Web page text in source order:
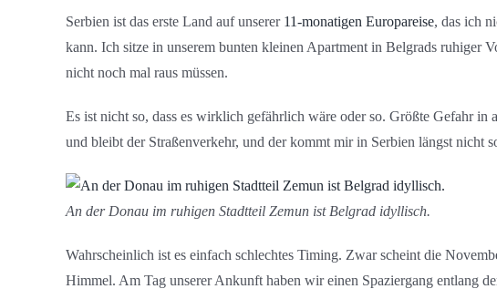
Serbien ist das erste Land auf unserer 11-monatigen Europareise, das ich
kann. Ich sitze in unserem bunten kleinen Apartment in Belgrads ruhiger
nicht noch mal raus müssen.
Es ist nicht so, dass es wirklich gefährlich wäre oder so. Größte Gefahr in
und bleibt der Straßenverkehr, und der kommt mir in Serbien längst nicht
An der Donau im ruhigen Stadtteil Zemun ist Belgrad idyllisch.
Wahrscheinlich ist es einfach schlechtes Timing. Zwar scheint die
Himmel. Am Tag unserer Ankunft haben wir einen Spaziergang entlang